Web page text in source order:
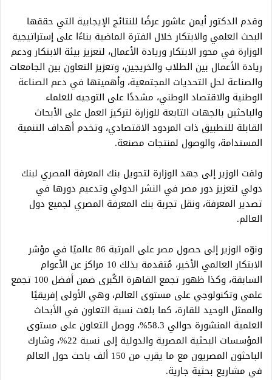
وقدم الدكتور أيمن عاشور عرضًا للنتائج الإيجابية التي حققها
البحث العلمي والابتكار خلال الفترة الماضية بناءًا على إستراتيجية
الوزارة في محور الابتكار وريادة الأعمال، لتعزيز بيئة الابتكار ودعم
ريادة الأعمال بين الطلاب والخريجين، وتعزيز التعاون بين الجامعات
والصناعة لحل التحديات المجتمعية، وأهميتها في دعم الصناعة
الوطنية والاقتصاد الوطني، مشددًا على التوجيه للعلماء
والباحثين بالجهات التابعة للوزارة لتركيز العمل على الأبحاث
القابلة للتطبيق ذات المردود الاقتصادي، وتخدم أهداف التنمية
المستدامة، والوصول لمنتجات مصنعة.
ولفت الوزير إلى جهد الوزارة لتحويل بنك المعرفة المصري لبنك
دولي لتعزيز دور مصر في النشر الدولي وتدعيم دورها في
تصدير المعرفة، ونقل تجربة بنك المعرفة المصري لجميع دول
العالم.
ونوّه الوزير إلى حصول مصر على المرتبة 86 عالميًا في مؤشر
الابتكار العالمي الأخير، مُتقدمة بذلك 10 مراكز عن الأعوام
السابقة، وكذا ظهور تجمع القاهرة الكُبرى ضمن أفضل 100 تجمع
علمي وتكنولوجي على مستوى العالم، وهي الأولى إفريقيًا
والممثل الوحيد للقارة، كما بلغت نسبة التعاون في الأبحاث
العلمية المنشورة حوالي 58.3%، ووصل التعاون على مستوى
المؤسسات البحثية المصرية والدولية إلى نسبة 22%، وشارك
الباحثون المصريون مع ما يقرب من 150 ألف باحث حول العالم
في مشاريع بحثية جارية.